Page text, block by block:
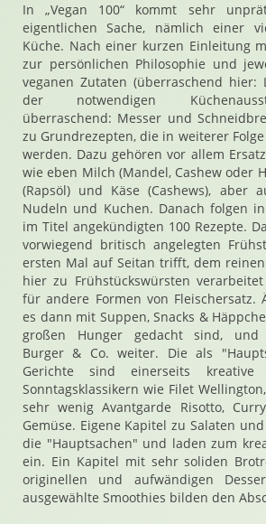
In „Vegan 100“ kommt sehr
eigentlichen Sache, nämlich einer
Küche. Nach einer kurzen Einleitung
zur persönlichen Philosophie und
veganen Zutaten (überraschend hier:
der notwendigen
überraschend: Messer und
zu Grundrezepten, die in weiterer
werden. Dazu gehören vor allem
wie eben Milch (Mandel, Cashew oder
(Rapsöl) und Käse (Cashews), aber
Nudeln und Kuchen. Danach folgen
im Titel angekündigten 100 Rezepte.
vorwiegend britisch angelegten
ersten Mal auf Seitan trifft, dem
hier zu Frühstückswürsten
für andere Formen von Fleischersatz.
es dann mit Suppen, Snacks &
großen Hunger gedacht sind, und
Burger & Co. weiter. Die als
Gerichte sind einerseits kreative
Sonntagsklassikern wie Filet
sehr wenig Avantgarde Risotto,
Gemüse. Eigene Kapitel zu Salaten
die "Hauptsachen" und laden zum
ein. Ein Kapitel mit sehr soliden
originellen und aufwändigen
ausgewählte Smoothies bilden den